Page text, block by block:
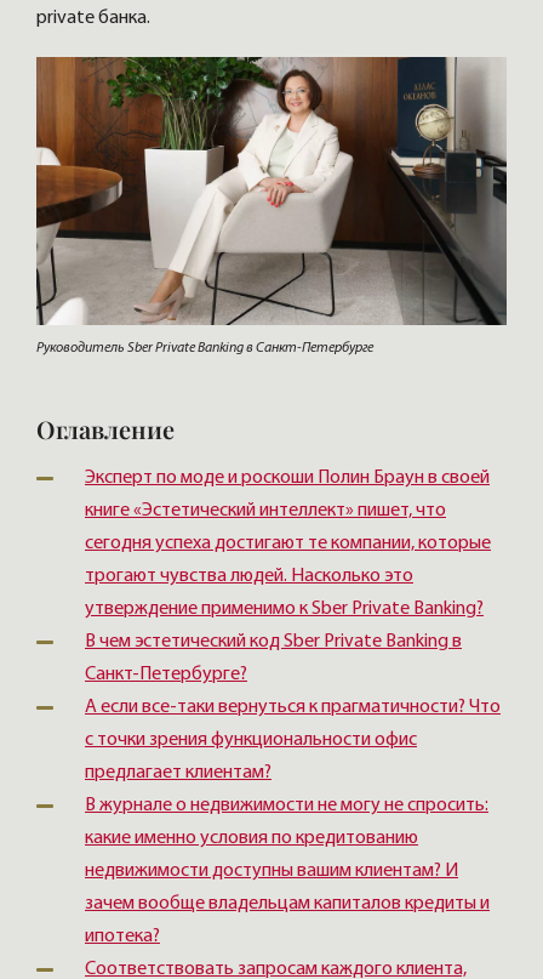
private банка.
Руководитель Sber Private Banking в Санкт-Петербурге
Оглавление
Эксперт по моде и роскоши Полин Браун в своей
книге «Эстетический интеллект» пишет, что
сегодня успеха достигают те компании, которые
трогают чувства людей. Насколько это
утверждение применимо к Sber Private Banking?
В чем эстетический код Sber Private Banking в
Санкт-Петербурге?
А если все-таки вернуться к прагматичности? Что
с точки зрения функциональности офис
предлагает клиентам?
В журнале о недвижимости не могу не спросить:
какие именно условия по кредитованию
недвижимости доступны вашим клиентам? И
зачем вообще владельцам капиталов кредиты и
ипотека?
Соответствовать запросам каждого клиента,